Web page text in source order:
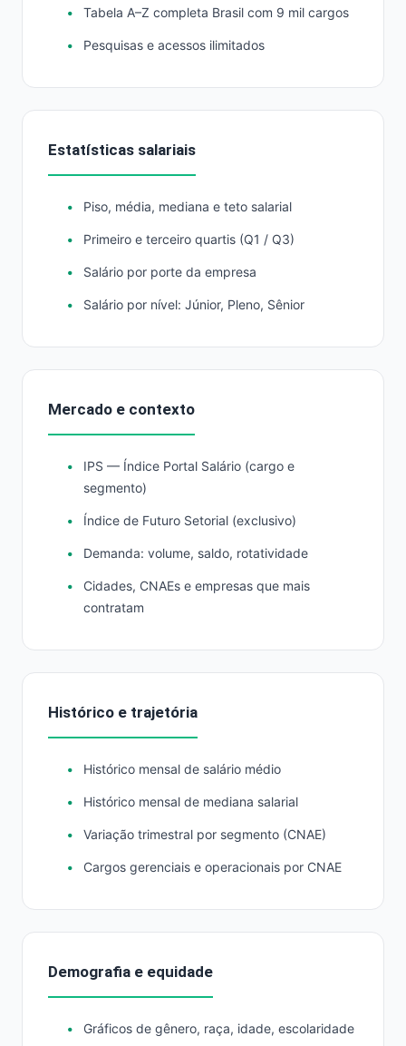
Tabela A–Z completa Brasil com 9 mil cargos
Pesquisas e acessos ilimitados
Estatísticas salariais
Piso, média, mediana e teto salarial
Primeiro e terceiro quartis (Q1 / Q3)
Salário por porte da empresa
Salário por nível: Júnior, Pleno, Sênior
Mercado e contexto
IPS — Índice Portal Salário (cargo e
segmento)
Índice de Futuro Setorial (exclusivo)
Demanda: volume, saldo, rotatividade
Cidades, CNAEs e empresas que mais
contratam
Histórico e trajetória
Histórico mensal de salário médio
Histórico mensal de mediana salarial
Variação trimestral por segmento (CNAE)
Cargos gerenciais e operacionais por CNAE
Demografia e equidade
Gráficos de gênero, raça, idade, escolaridade